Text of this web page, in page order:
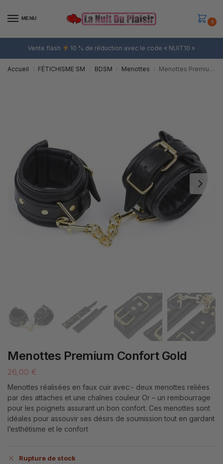
MENU
0
Vente flash 10 % de réduction avec le code « NUIT10 »
Accueil FÉTICHISME SM BDSM Menottes Menottes Premium Confort Gold
Menottes Premium Confort Gold
26,00 €
Menottes réalisées en faux cuir avec:- deux menottes reliées
par des attaches et une chaînes couleur Or – un rembourrage
pour les poignets assurant un bon confort. Ces menottes sont
idéales pour assouvir ses désirs de soumission tout en gardant
l’esthétisme et le confort
Rupture de stock